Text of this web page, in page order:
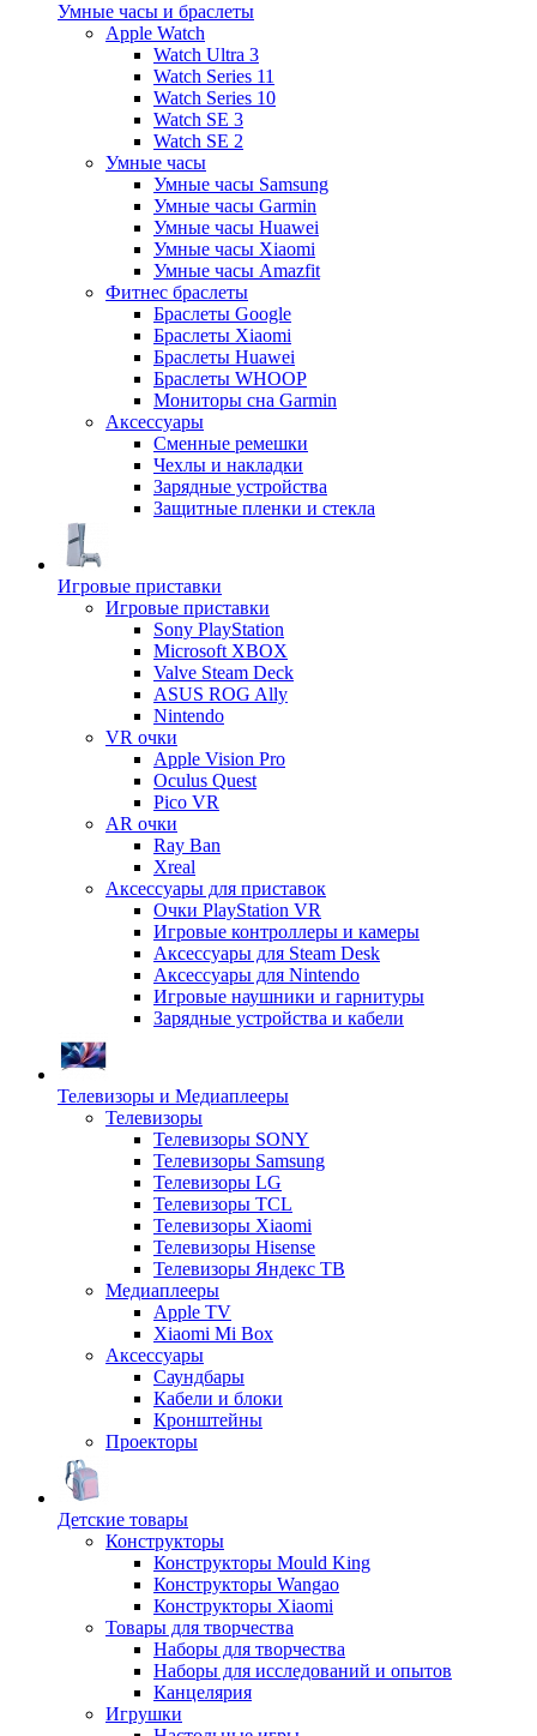
Умные часы и браслеты
Apple Watch
Watch Ultra 3
Watch Series 11
Watch Series 10
Watch SE 3
Watch SE 2
Умные часы
Умные часы Samsung
Умные часы Garmin
Умные часы Huawei
Умные часы Xiaomi
Умные часы Amazfit
Фитнес браслеты
Браслеты Google
Браслеты Xiaomi
Браслеты Huawei
Браслеты WHOOP
Мониторы сна Garmin
Аксессуары
Сменные ремешки
Чехлы и накладки
Зарядные устройства
Защитные пленки и стекла
Игровые приставки
Игровые приставки
Sony PlayStation
Microsoft XBOX
Valve Steam Deck
ASUS ROG Ally
Nintendo
VR очки
Apple Vision Pro
Oculus Quest
Pico VR
AR очки
Ray Ban
Xreal
Аксессуары для приставок
Очки PlayStation VR
Игровые контроллеры и камеры
Аксессуары для Steam Desk
Аксессуары для Nintendo
Игровые наушники и гарнитуры
Зарядные устройства и кабели
Телевизоры и Медиаплееры
Телевизоры
Телевизоры SONY
Телевизоры Samsung
Телевизоры LG
Телевизоры TCL
Телевизоры Xiaomi
Телевизоры Hisense
Телевизоры Яндекс ТВ
Медиаплееры
Apple TV
Xiaomi Mi Box
Аксессуары
Саундбары
Кабели и блоки
Кронштейны
Проекторы
Детские товары
Конструкторы
Конструкторы Mould King
Конструкторы Wangao
Конструкторы Xiaomi
Товары для творчества
Наборы для творчества
Наборы для исследований и опытов
Канцелярия
Игрушки